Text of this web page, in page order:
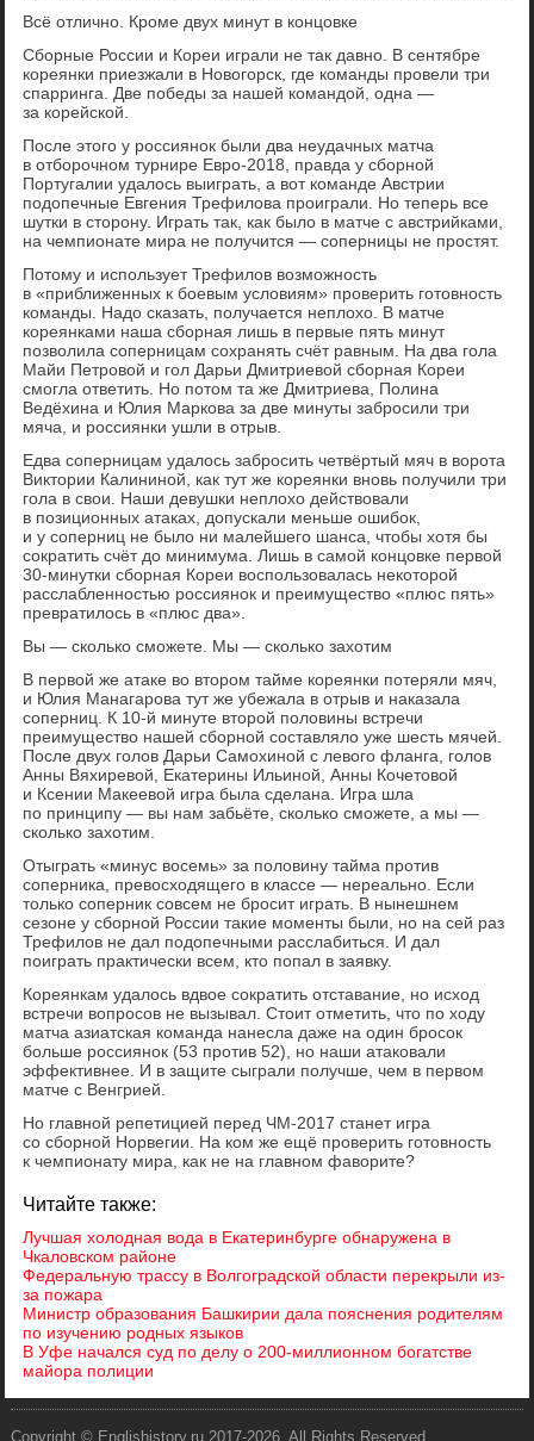
Всё отлично. Кроме двух минут в концовке
Сборные России и Кореи играли не так давно. В сентябре
кореянки приезжали в Новогорск, где команды провели три
спарринга. Две победы за нашей командой, одна —
за корейской.
После этого у россиянок были два неудачных матча
в отборочном турнире Евро-2018, правда у сборной
Португалии удалось выиграть, а вот команде Австрии
подопечные Евгения Трефилова проиграли. Но теперь все
шутки в сторону. Играть так, как было в матче с австрийками,
на чемпионате мира не получится — соперницы не простят.
Потому и использует Трефилов возможность
в «приближенных к боевым условиям» проверить готовность
команды. Надо сказать, получается неплохо. В матче
кореянками наша сборная лишь в первые пять минут
позволила соперницам сохранять счёт равным. На два гола
Майи Петровой и гол Дарьи Дмитриевой сборная Кореи
смогла ответить. Но потом та же Дмитриева, Полина
Ведёхина и Юлия Маркова за две минуты забросили три
мяча, и россиянки ушли в отрыв.
Едва соперницам удалось забросить четвёртый мяч в ворота
Виктории Калининой, как тут же кореянки вновь получили три
гола в свои. Наши девушки неплохо действовали
в позиционных атаках, допускали меньше ошибок,
и у соперниц не было ни малейшего шанса, чтобы хотя бы
сократить счёт до минимума. Лишь в самой концовке первой
30-минутки сборная Кореи воспользовалась некоторой
расслабленностью россиянок и преимущество «плюс пять»
превратилось в «плюс два».
Вы — сколько сможете. Мы — сколько захотим
В первой же атаке во втором тайме кореянки потеряли мяч,
и Юлия Манагарова тут же убежала в отрыв и наказала
соперниц. К 10-й минуте второй половины встречи
преимущество нашей сборной составляло уже шесть мячей.
После двух голов Дарьи Самохиной с левого фланга, голов
Анны Вяхиревой, Екатерины Ильиной, Анны Кочетовой
и Ксении Макеевой игра была сделана. Игра шла
по принципу — вы нам забьёте, сколько сможете, а мы —
сколько захотим.
Отыграть «минус восемь» за половину тайма против
соперника, превосходящего в классе — нереально. Если
только соперник совсем не бросит играть. В нынешнем
сезоне у сборной России такие моменты были, но на сей раз
Трефилов не дал подопечными расслабиться. И дал
поиграть практически всем, кто попал в заявку.
Кореянкам удалось вдвое сократить отставание, но исход
встречи вопросов не вызывал. Стоит отметить, что по ходу
матча азиатская команда нанесла даже на один бросок
больше россиянок (53 против 52), но наши атаковали
эффективнее. И в защите сыграли получше, чем в первом
матче с Венгрией.
Но главной репетицией перед ЧМ-2017 станет игра
со сборной Норвегии. На ком же ещё проверить готовность
к чемпионату мира, как не на главном фаворите?
Читайте также:
Лучшая холодная вода в Екатеринбурге обнаружена в
Чкаловском районе
Федеральную трассу в Волгоградской области перекрыли из-
за пожара
Министр образования Башкирии дала пояснения родителям
по изучению родных языков
В Уфе начался суд по делу о 200-миллионном богатстве
майора полиции
Copyright © Englishistory.ru 2017-2026. All Rights Reserved.